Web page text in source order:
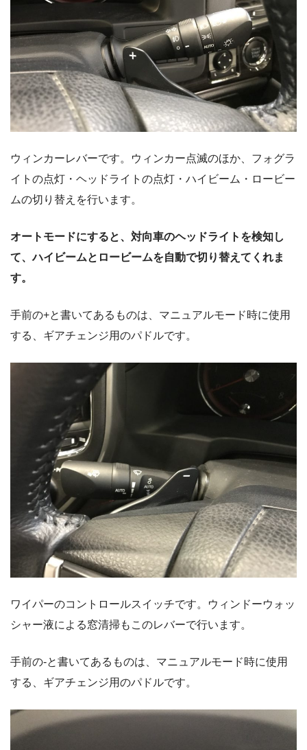
ウィンカーレバーです。ウィンカー点滅のほか、フォグラ
イトの点灯・ヘッドライトの点灯・ハイビーム・ロービー
ムの切り替えを行います。
オートモードにすると、対向車のヘッドライトを検知し
て、ハイビームとロービームを自動で切り替えてくれま
す。
手前の+と書いてあるものは、マニュアルモード時に使用
する、ギアチェンジ用のパドルです。
ワイパーのコントロールスイッチです。ウィンドーウォッ
シャー液による窓清掃もこのレバーで行います。
手前の-と書いてあるものは、マニュアルモード時に使用
する、ギアチェンジ用のパドルです。